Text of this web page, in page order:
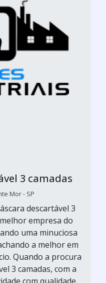
3 camadas
Mor - SP
descartável 3
empresa do
uma minuciosa
a melhor em
Quando a procura
3 camadas, com a